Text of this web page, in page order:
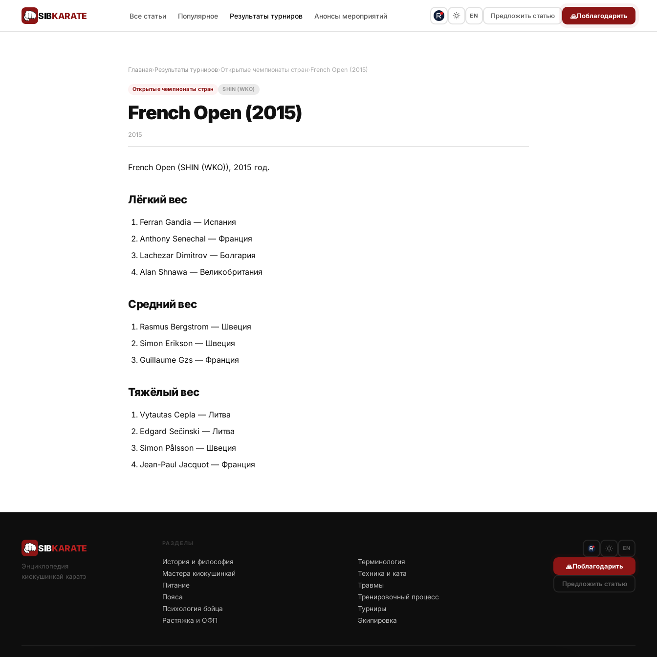
SIBKARATE Все статьи Популярное Результаты турниров Анонсы мероприятий EN Предложить статью 🙏Поблагодарить
Главная›Результаты турниров›Открытые чемпионаты стран›French Open (2015)
Открытые чемпионаты стран SHIN (WKO)
French Open (2015)
2015
French Open (SHIN (WKO)), 2015 год.
Лёгкий вес
Ferran Gandia — Испания
Anthony Senechal — Франция
Lachezar Dimitrov — Болгария
Alan Shnawa — Великобритания
Средний вес
Rasmus Bergstrom — Швеция
Simon Erikson — Швеция
Guillaume Gzs — Франция
Тяжёлый вес
Vytautas Cepla — Литва
Edgard Sečinski — Литва
Simon Pålsson — Швеция
Jean-Paul Jacquot — Франция
SIBKARATE
Энциклопедия
киокушинкай каратэ
РАЗДЕЛЫ
История и философия
Мастера киокушинкай
Питание
Пояса
Психология бойца
Растяжка и ОФП
Терминология
Техника и ката
Травмы
Тренировочный процесс
Турниры
Экипировка
EN
🙏Поблагодарить
Предложить статью